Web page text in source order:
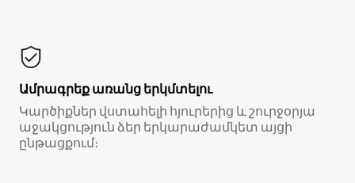
Ամրագրեք առանց երկմտելու
Կարծիքներ վստահելի հյուրերից և շուրջօրյա
աջակցություն ձեր երկարաժամկետ այցի
ընթացքում։